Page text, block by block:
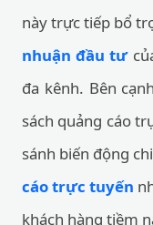
này trực tiếp bổ
nhuận đầu tư
đa kênh. Bên
sách quảng cáo
sánh biến động
cáo trực tuyến
khách hàng tiềm